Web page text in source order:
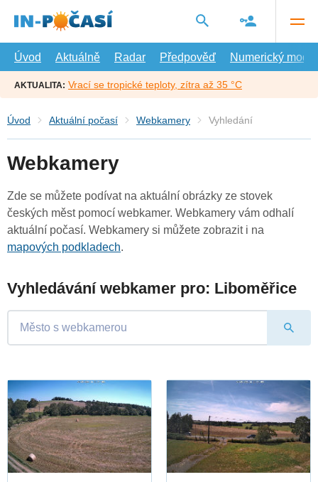
hlavní
Úvod
Aktuálně Radar Předpověď Numerický model
AKTUALITA: Vrací se tropické teploty, zítra až 35 °C
Úvod Aktuální počasí Webkamery Vyhledání
Webkamery
Zde se můžete podívat na aktuální obrázky ze stovek
českých měst pomocí webkamer. Webkamery vám odhalí
aktuální počasí. Webkamery si můžete zobrazit i na
mapových podkladech.
Vyhledávání webkamer pro: Liboměřice